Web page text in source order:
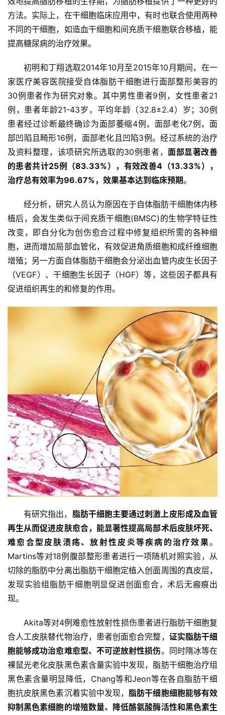
行
业
资
讯
方法。实际上，在干细胞临床应用中，有时也联合使用两种
不同的干细胞，如造血干细胞和间充质干细胞联合移植，能
提高糖尿病的治疗效果。
初明和丁翔选取2014年10月至2015年10月期间，在一
家医疗美容医院接受自体脂肪干细胞进行面部整形美容的
30例患者作为研究对象。其中男性患者9例，女性患者21
例，患者年龄21-43岁，平均年龄（32.8±2.4）岁；30例
患者经过诊断最终确诊为面部萎缩4例，面部老化7例，面
部凹陷且畸形16例，面部老化且凹陷3例。经过系统的治疗
及资料整理，该项研究所选取的30例患者，面部显著改善
的患者共计25例（83.33%），有效改善4（13.33%），
治疗总有效率为96.67%，效果基本达到临床预期。
经分析，研究人员认为原因在于自体脂肪干细胞体内移
植后，会发生类似于间充质干细胞(BMSC)的生物学特征性
改变，即自分化为创伤愈合过程中修复组织所需的各种细
胞，进而增加局部血管化，有效促进角质细胞和成纤维细胞
增殖；另一方面自体脂肪干细胞会分泌出血管内皮生长因子
（VEGF）、干细胞生长因子（HGF）等，这些因子都具有
促进组织再生的和修复的作用。
有研究指出， 脂肪干细胞主要通过刺激上皮形成及血管
再生从而促进皮肤愈合，能显著性提高局部术后皮肤坏死、
难愈合型皮肤溃疡、放射性皮炎等疾病的治疗效果。
Martins等对18例腹部整形患者进行一项随机对照实验，从
切除的脂肪中分离出脂肪干细胞定植入创面周围的真皮层，
发现实验组脂肪干细胞明显促进创面愈合，术后无瘢痕出
现。
Akita等对4例难愈性放射性损伤患者进行脂肪干细胞复
合人工皮肤替代物治疗，患者创面愈合完整， 证实脂肪干细
胞能够成功治愈难愈型、不可逆放射性损伤。同时隋冰等在
裸鼠光老化皮肤黑色素含量实验中发现，脂肪干细胞治疗组
黑色素含量明显降低，Chang等和Jeon等在各自脂肪干细
胞抗皮肤黑色素沉着实验中发现， 脂肪干细胞细胞能够有效
抑制黑色素细胞的增殖数量、降低酪氨酸酶活性和黑色素生